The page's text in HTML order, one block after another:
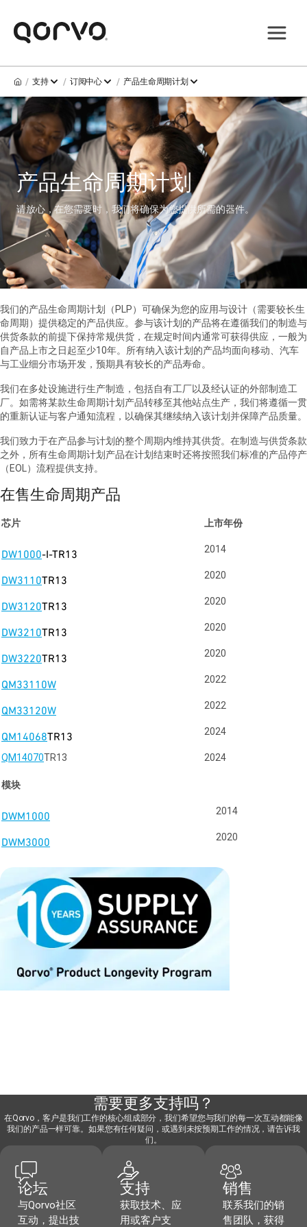
/ 支持 / 订阅中心 / 产品生命周期计划
产品生命周期计划
请放心，在您需要时，我们将确保为您提供所需的器件。
我们的产品生命周期计划（PLP）可确保为您的应用与设计（需要较长生
命周期）提供稳定的产品供应。参与该计划的产品将在遵循我们的制造与
供货条款的前提下保持常规供货，在规定时间内通常可获得供应，一般为
自产品上市之日起至少10年。所有纳入该计划的产品均面向移动、汽车
与工业细分市场开发，预期具有较长的产品寿命。
我们在多处设施进行生产制造，包括自有工厂以及经认证的外部制造工
厂。如需将某款生命周期计划产品转移至其他站点生产，我们将遵循一贯
的重新认证与客户通知流程，以确保其继续纳入该计划并保障产品质量。
我们致力于在产品参与计划的整个周期内维持其供货。在制造与供货条款
之外，所有生命周期计划产品在计划结束时还将按照我们标准的产品停产
（EOL）流程提供支持。
在售生命周期产品
芯片 上市年份
DW1000-I-TR13 2014
DW3110TR13 2020
DW3120TR13 2020
DW3210TR13 2020
DW3220TR13 2020
QM33110W 2022
QM33120W 2022
QM14068TR13 2024
QM14070TR13 2024
模块
DWM1000 2014
DWM3000 2020
需要更多支持吗？
在Qorvo，客户是我们工作的核心组成部分，我们希望您与我们的每一次互动都能像
我们的产品一样可靠。如果您有任何疑问，或遇到未按预期工作的情况，请告诉我
们。
论坛
与Qorvo社区
互动，提出技
支持
获取技术、应
用或客户支
销售
联系我们的销
售团队，获得